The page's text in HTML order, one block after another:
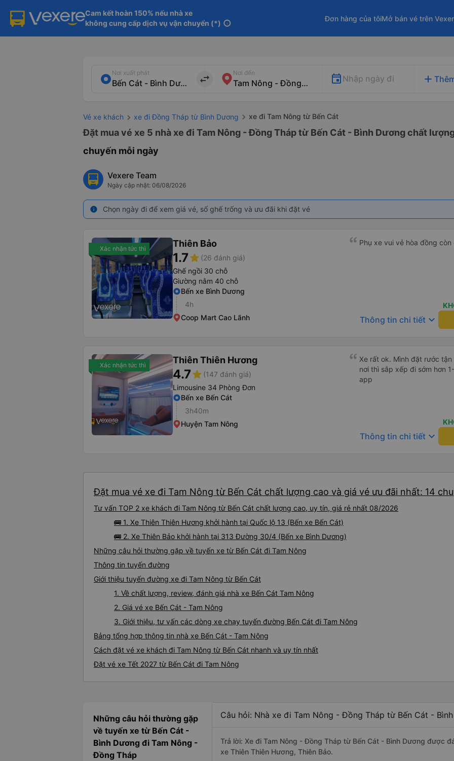
Cam kết hoàn 150% nếu nhà xe
không cung cấp dịch vụ vận chuyển (*) info
Đơn hàng của tôiMở bán vé trên
Nơi xuất phát
import_export
Nơi đến
Nhập ngày đi add
Vé xe khách xe đi Đồng Tháp từ Bình Dương xe đi Tam Nông từ Bến Cát
Đặt mua vé xe 5 nhà xe đi Tam Nông - Đồng Tháp từ Bến Cát - Bình Dương chất
chuyến mỗi ngày
Vexere Team
Ngày cập nhật: 06/08/2026
info Chọn ngày đi để xem giá vé, số ghế trống và ưu đãi khi đặt vé
Xác nhận tức thì Thiên Bảo
1.7star (26 đánh giá)
Ghế ngồi 30 chỗ
Giường nằm 40 chỗ
Bến xe Bình Dương
4h
Coop Mart Cao Lãnh
Phụ xe vui vẻ hòa đồng
Thông tin chi tiết keyboard_arrow_down
Xác nhận tức thì Thiên Thiên Hương
4.7star (147 đánh giá)
Limousine 34 Phòng Đơn
Bến xe Bến Cát
3h40m
Huyện Tam Nông
Xe rất ok. Mình đặt rước
nơi thì sắp xếp đi sớm hơn
app
Thông tin chi tiết keyboard_arrow_down
Đặt mua vé xe đi Tam Nông từ Bến Cát chất lượng cao và giá vé ưu đãi nhất: 14
Tư vấn TOP 2 xe khách đi Tam Nông từ Bến Cát chất lượng cao, uy tín, giá rẻ nhất 08/2026
🚌 1. Xe Thiên Thiên Hương khởi hành tại Quốc lộ 13 (Bến xe Bến Cát)
🚌 2. Xe Thiên Bảo khởi hành tại 313 Đường 30/4 (Bến xe Bình Dương)
Những câu hỏi thường gặp về tuyến xe từ Bến Cát đi Tam Nông
Thông tin tuyến đường
Giới thiệu tuyến đường xe đi Tam Nông từ Bến Cát
1. Về chất lượng, review, đánh giá nhà xe Bến Cát Tam Nông
2. Giá vé xe Bến Cát - Tam Nông
3. Giới thiệu, tư vấn các dòng xe chạy tuyến đường Bến Cát đi Tam Nông
Bảng tổng hợp thông tin nhà xe Bến Cát - Tam Nông
Cách đặt vé xe khách đi Tam Nông từ Bến Cát nhanh và uy tín nhất
Đặt vé xe Tết 2027 từ Bến Cát đi Tam Nông
Những câu hỏi thường gặp
về tuyến xe từ Bến Cát -
Bình Dương đi Tam Nông -
Đồng Tháp
Câu hỏi: Nhà xe đi Tam Nông - Đồng Tháp từ Bến Cát -
Trả lời: Xe đi Tam Nông - Đồng Tháp từ Bến Cát - Bình Dương được
xe Thiên Thiên Hương, Thiên Bảo.